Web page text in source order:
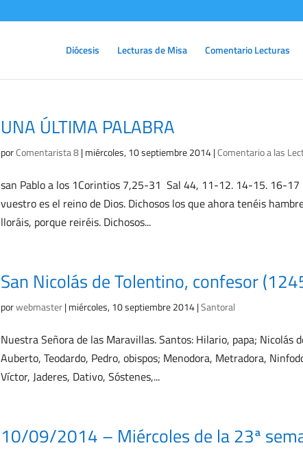
Diócesis Lecturas de Misa Comentario Lecturas
UNA ÚLTIMA PALABRA
porComentarista 8|miércoles, 10 septiembre 2014|Comentario a las
san Pablo a los 1Corintios 7,25-31 Sal 44, 11-12. 14-15. 16-
vuestro es el reino de Dios. Dichosos los que ahora tenéis
lloráis, porque reiréis. Dichosos...
San Nicolás de Tolentino, confesor
porwebmaster|miércoles, 10 septiembre 2014|Santoral
Nuestra Señora de las Maravillas. Santos: Hilario, papa; Nicolás
Auberto, Teodardo, Pedro, obispos; Menodora, Metradora,
Víctor, Jaderes, Dativo, Sóstenes,...
10/09/2014 – Miércoles de la 23ª